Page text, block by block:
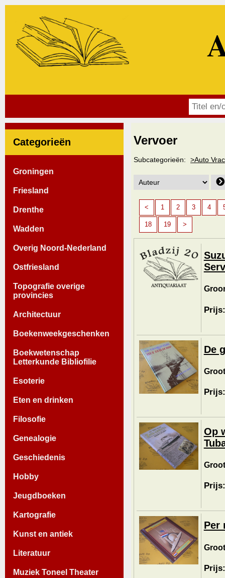
Categorieën
Groningen
Friesland
Drenthe
Wadden
Overig Noord-Nederland
Ostfriesland
Topografie overige
provincies
Architectuur
Boekenweekgeschenken
Boekwetenschap
Letterkunde Bibliofilie
Esoterie
Eten en drinken
Filosofie
Genealogie
Geschiedenis
Hobby
Jeugdboeken
Kartografie
Kunst en antiek
Literatuur
Muziek Toneel Theater
Vervoer
Subcategorieën: >Auto
< 1 2 3 4
18 19 >
De
Op
Per